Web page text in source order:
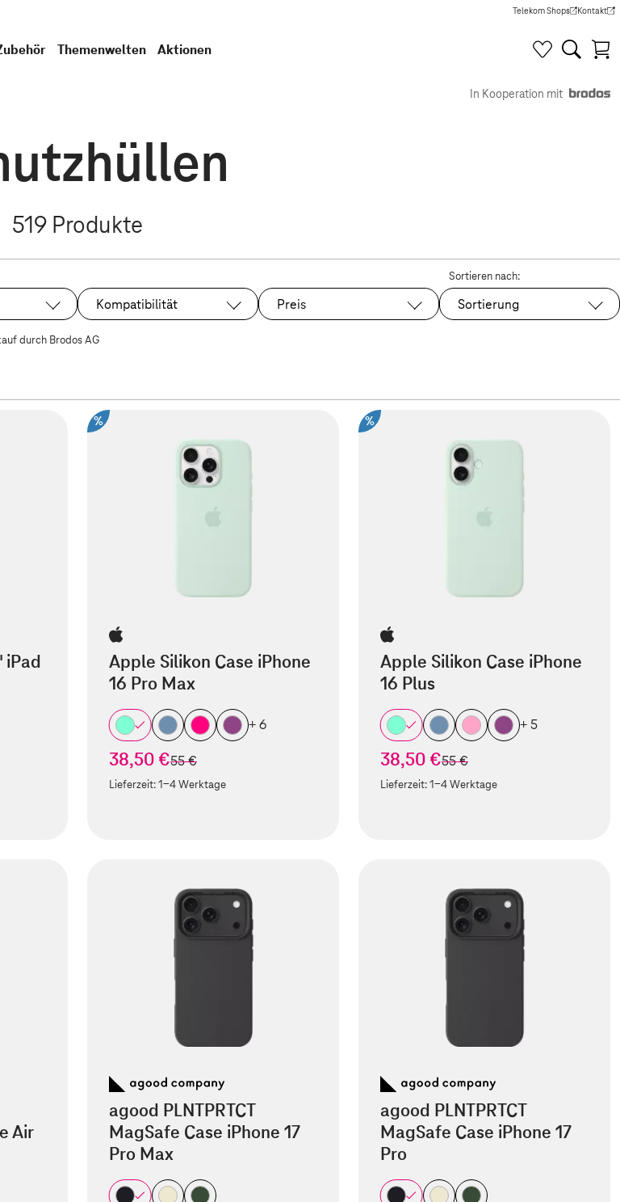
Telekom Shops
(Wird in einem neuen Tab
Kontakt
(Wird in
Themenwelten Aktionen
In Kooperation mit
519 Produkte
Kompatibilität Preis
Sortieren nach:
Sortierung
durch Brodos AG
iPad
%
Apple Silikon Case iPhone
16 Pro Max
+ 6
38,50 €statt
55 €
Lieferzeit:1-4 Werktage
%
Apple Silikon Case iPhone
16 Plus
+ 5
38,50 €statt
55 €
Lieferzeit:1-4 Werktage
Air
agood PLNTPRTCT
MagSafe Case iPhone 17
Pro Max
agood PLNTPRTCT
MagSafe Case iPhone 17
Pro